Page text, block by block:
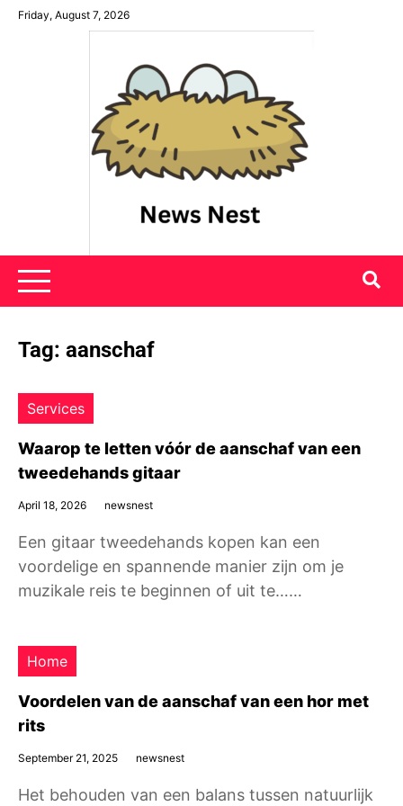
SkipFriday, August 7, 2026
News Nest
Tag: aanschaf
Services
Waarop te letten vóór de aanschaf van een
tweedehands gitaar
April 18, 2026 newsnest
Een gitaar tweedehands kopen kan een
voordelige en spannende manier zijn om je
muzikale reis te beginnen of uit te……
Home
Voordelen van de aanschaf van een hor met
rits
September 21, 2025 newsnest
Het behouden van een balans tussen natuurlijk